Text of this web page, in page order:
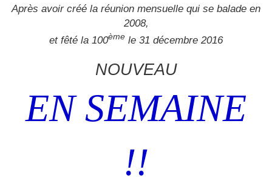
Après avoir créé la réunion mensuelle qui se balade en
2008,
et fêté la 100ème le 31 décembre 2016
NOUVEAU
EN SEMAINE
!!